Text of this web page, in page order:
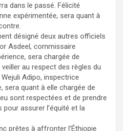
dans le passé. Félicité
expérimentée, sera quant à
désigné deux autres officiels
Asdeel, commissaire
sera chargée de
au respect des règles du
Adipo, inspectrice
sera quant à elle chargée de
sont respectées et de prendre
assurer l’équité et la
prêtes à affronter l’Éthiopie